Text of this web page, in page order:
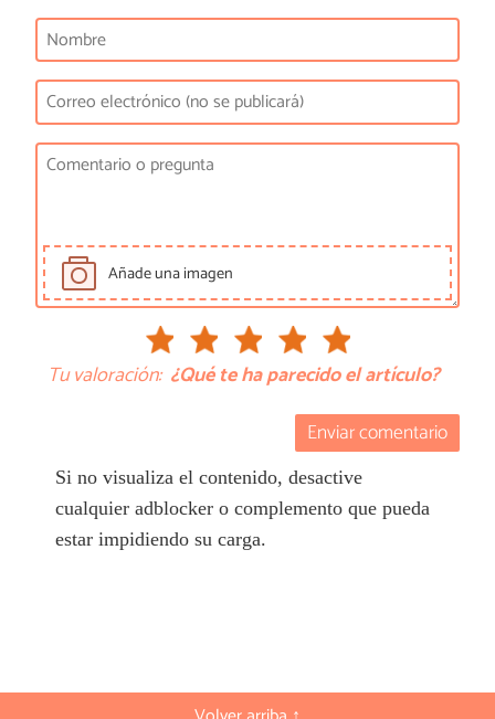
Añade una imagen
Tu valoración: ¿Qué te ha parecido el artículo?
Enviar comentario
Si no visualiza el contenido, desactive
cualquier adblocker o complemento que pueda
estar impidiendo su carga.